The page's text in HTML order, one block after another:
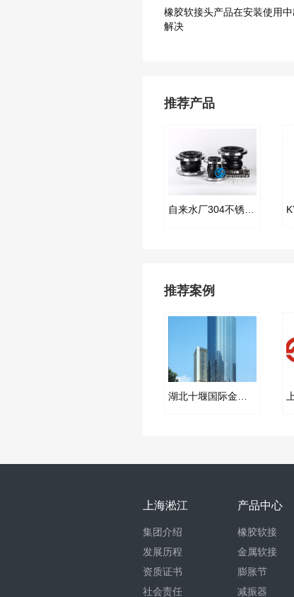
橡胶软接头产品在安装使用
解决
推荐产品
推荐案例
湖北十堰国际金融中心弹簧减振器项目案例
上海淞江
集团介绍
发展历程
资质证书
社会责任
产品中心
橡胶软接
金属软接
膨胀节
减振器